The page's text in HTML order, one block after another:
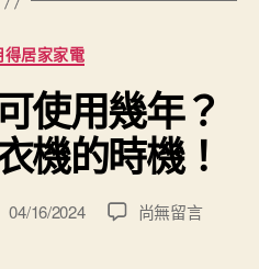
分
類
得居家家電
使用幾年？
機的時機！
04/16/2024
在
尚無留言